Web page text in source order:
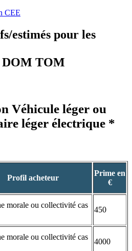
CEE
estimés pour les
DOM TOM
Véhicule léger ou
léger électrique *
Profil acheteur
Prime en
€
morale ou collectivité cas
450
morale ou collectivité cas
4000